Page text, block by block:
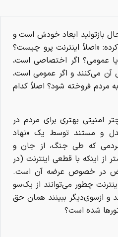
بازتولید ابعاد خودش است و
«اصلاً اینترنت پرو چیست؟
عمومی؟ اگر اختصاصی است،
آن می‌کنند و اگر عمومی است،
مردم فروخته شود؟ اصلاً کدام
امنیتی بهتری برای مردم در
و مستند توسط یک «نهاد
که طی جنگ، از جان و
از اینکه با قطعی اینترنت (در
در خصوص عرضه آن است.
چطور می‌توانند از یک‌سو
ازسوی‌دیگر ببینند همان حق
شده است؟